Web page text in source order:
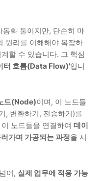
화 툴이지만, 단순히 마
원리를 이해해야 복잡하
할 수 있습니다. 그 핵심
터 흐름(Data Flow)'입니
드(Node)이며, 이 노드들
, 변환하기, 전송하기)를
노드들을 연결하여 데이
가며 가공되는 과정을 시
어, 실제 업무에 적용 가능